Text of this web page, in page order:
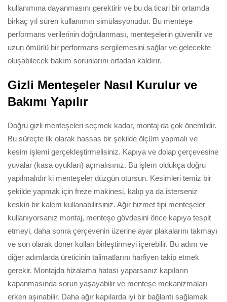
kullanımına dayanmasını gerektirir ve bu da ticari bir ortamda
birkaç yıl süren kullanımın simülasyonudur. Bu menteşe
performans verilerinin doğrulanması, menteşelerin güvenilir ve
uzun ömürlü bir performans sergilemesini sağlar ve gelecekte
oluşabilecek bakım sorunlarını ortadan kaldırır.
Gizli Menteşeler Nasıl Kurulur ve
Bakımı Yapılır
Doğru gizli menteşeleri seçmek kadar, montaj da çok önemlidir.
Bu süreçte ilk olarak hassas bir şekilde ölçüm yapmalı ve
kesim işlemi gerçekleştirmelisiniz. Kapıya ve dolap çerçevesine
yuvalar (kasa oyukları) açmalısınız. Bu işlem oldukça doğru
yapılmalıdır ki menteşeler düzgün otursun. Kesimleri temiz bir
şekilde yapmak için freze makinesi, kalıp ya da isterseniz
keskin bir kalem kullanabilirsiniz. Ağır hizmet tipi menteşeler
kullanıyorsanız montaj, menteşe gövdesini önce kapıya tespit
etmeyi, daha sonra çerçevenin üzerine ayar plakalarını takmayı
ve son olarak döner kolları birleştirmeyi içerebilir. Bu adım ve
diğer adımlarda üreticinin talimatlarını harfiyen takip etmek
gerekir. Montajda hizalama hatası yaparsanız kapıların
kapanmasında sorun yaşayabilir ve menteşe mekanizmaları
erken aşınabilir. Daha ağır kapılarda iyi bir bağlantı sağlamak